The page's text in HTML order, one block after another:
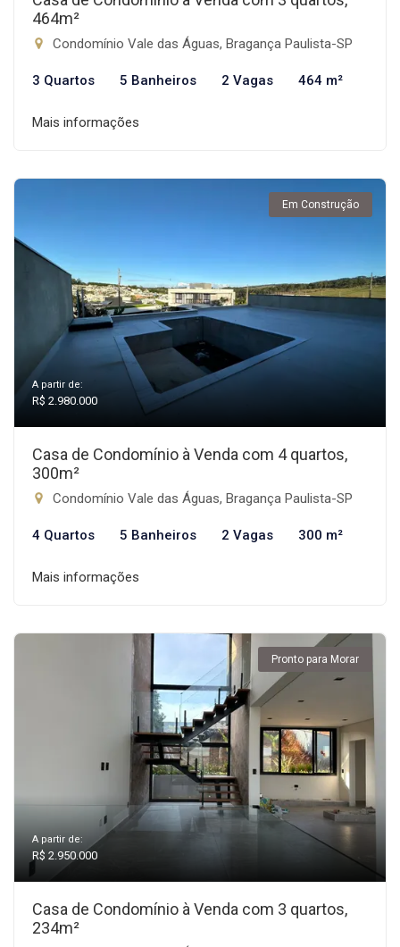
464m²
Condomínio Vale das Águas, Bragança Paulista-SP
3 Quartos 5 Banheiros 2 Vagas 464 m²
Mais informações
Em Construção
A partir de:
R$ 2.980.000
Casa de Condomínio à Venda com 4 quartos,
300m²
Condomínio Vale das Águas, Bragança Paulista-SP
4 Quartos 5 Banheiros 2 Vagas 300 m²
Mais informações
Pronto para Morar
A partir de:
R$ 2.950.000
Casa de Condomínio à Venda com 3 quartos,
234m²